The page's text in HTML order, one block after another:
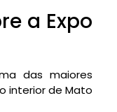
a Expo
das maiores
interior de Mato